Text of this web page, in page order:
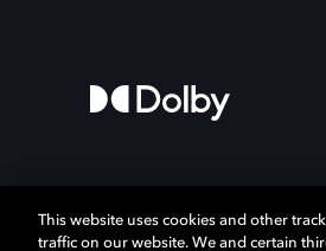
This website uses cookies and other
traffic on our website. We and certain